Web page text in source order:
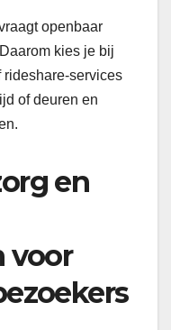
openbaar
kies je bij
rideshare-services
of deuren en
en
voor